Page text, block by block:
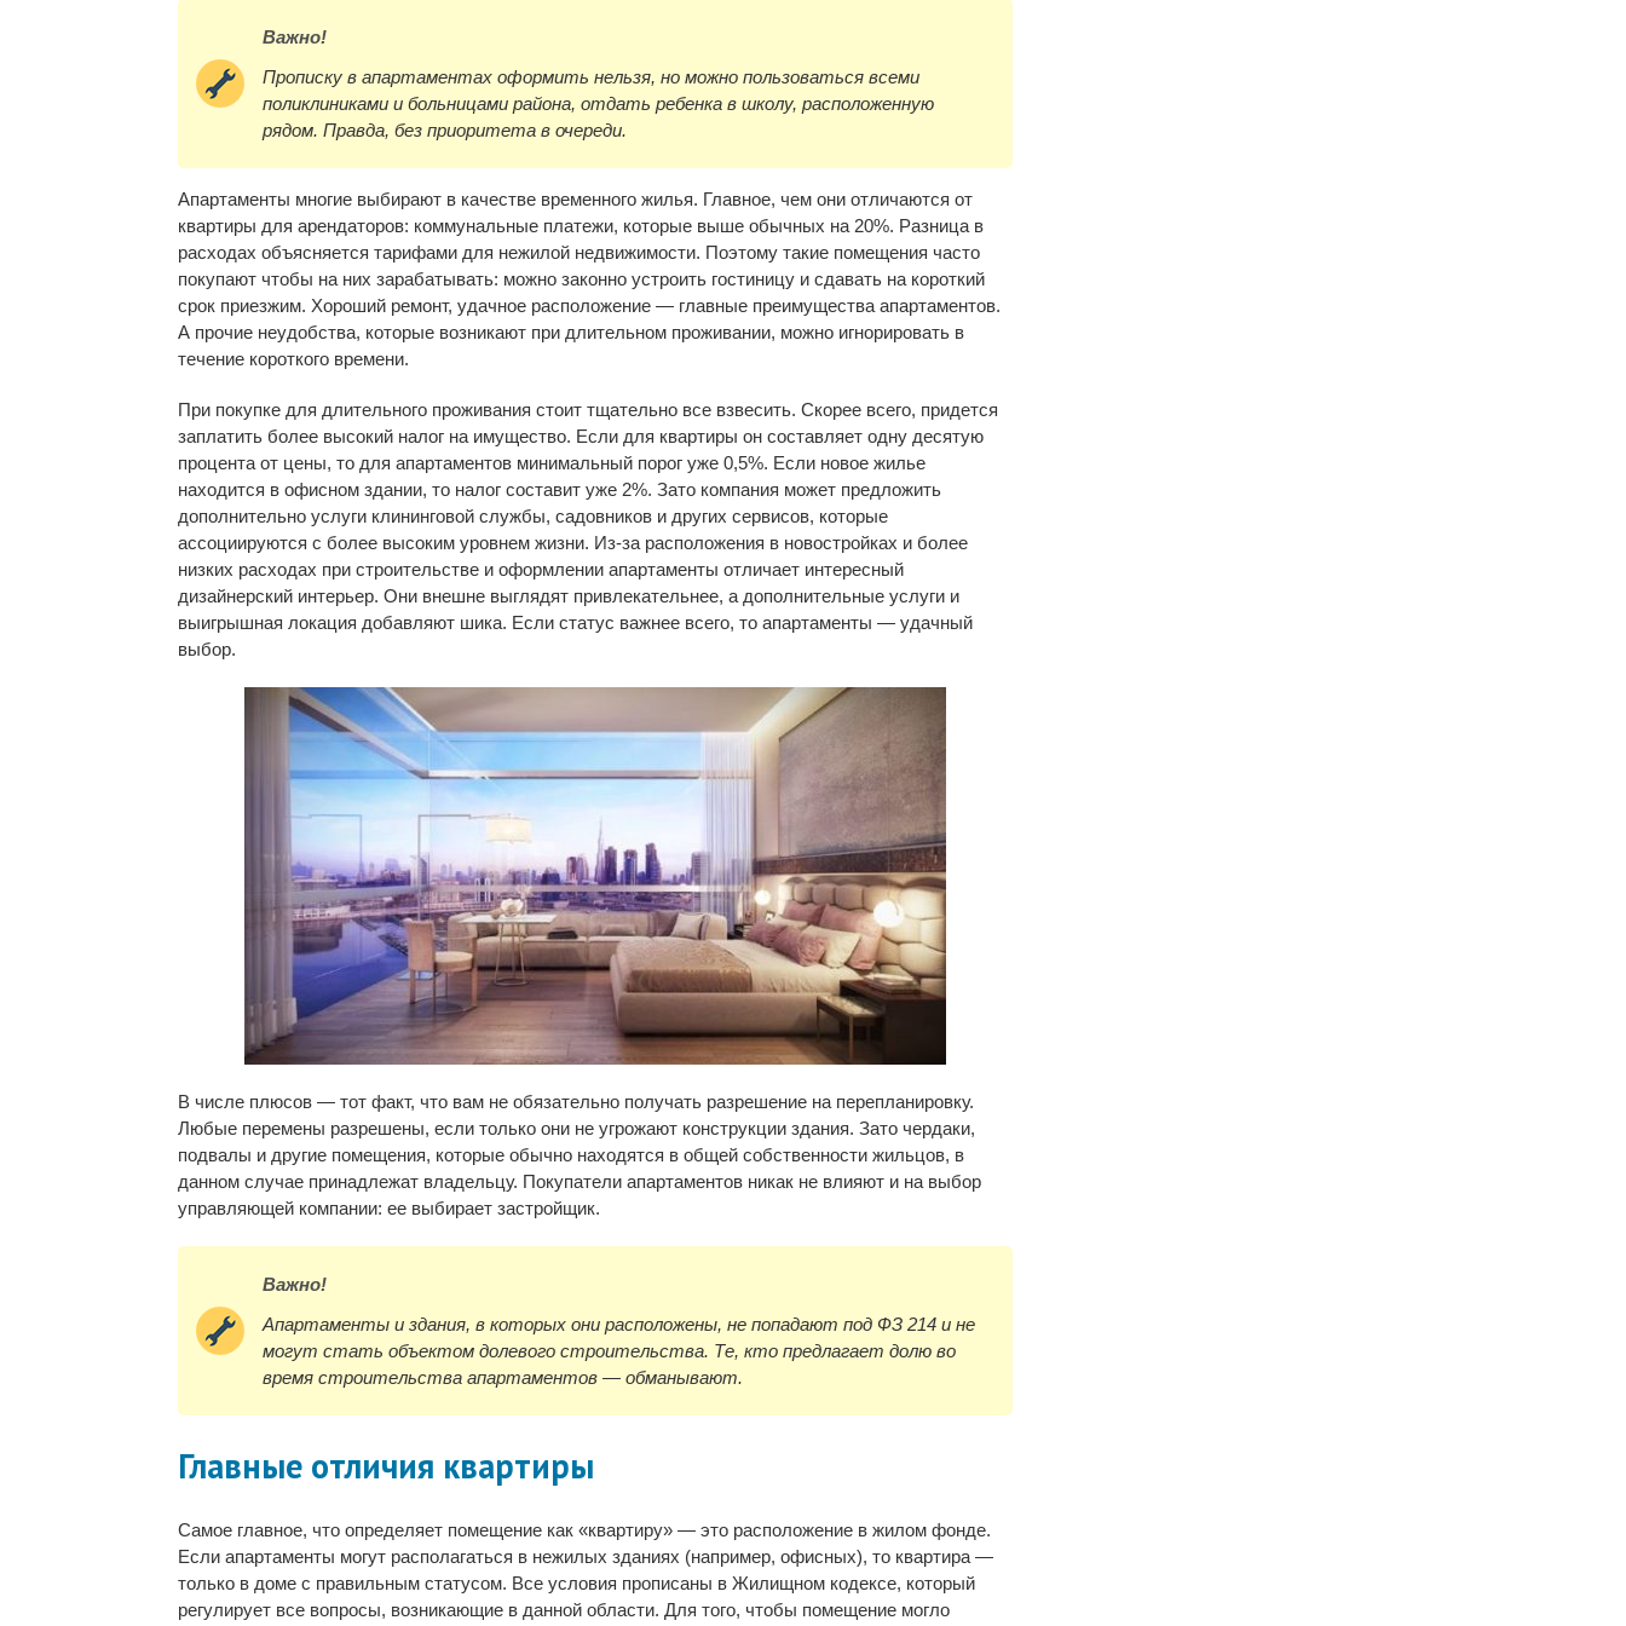
Важно!
Прописку в апартаментах оформить нельзя, но можно пользоваться всеми
поликлиниками и больницами района, отдать ребенка в школу, расположенную
рядом. Правда, без приоритета в очереди.
Апартаменты многие выбирают в качестве временного жилья. Главное, чем они отличаются от
квартиры для арендаторов: коммунальные платежи, которые выше обычных на 20%. Разница в
расходах объясняется тарифами для нежилой недвижимости. Поэтому такие помещения часто
покупают чтобы на них зарабатывать: можно законно устроить гостиницу и сдавать на короткий
срок приезжим. Хороший ремонт, удачное расположение — главные преимущества апартаментов.
А прочие неудобства, которые возникают при длительном проживании, можно игнорировать в
течение короткого времени.
При покупке для длительного проживания стоит тщательно все взвесить. Скорее всего, придется
заплатить более высокий налог на имущество. Если для квартиры он составляет одну десятую
процента от цены, то для апартаментов минимальный порог уже 0,5%. Если новое жилье
находится в офисном здании, то налог составит уже 2%. Зато компания может предложить
дополнительно услуги клининговой службы, садовников и других сервисов, которые
ассоциируются с более высоким уровнем жизни. Из-за расположения в новостройках и более
низких расходах при строительстве и оформлении апартаменты отличает интересный
дизайнерский интерьер. Они внешне выглядят привлекательнее, а дополнительные услуги и
выигрышная локация добавляют шика. Если статус важнее всего, то апартаменты — удачный
выбор.
В числе плюсов — тот факт, что вам не обязательно получать разрешение на перепланировку.
Любые перемены разрешены, если только они не угрожают конструкции здания. Зато чердаки,
подвалы и другие помещения, которые обычно находятся в общей собственности жильцов, в
данном случае принадлежат владельцу. Покупатели апартаментов никак не влияют и на выбор
управляющей компании: ее выбирает застройщик.
Важно!
Апартаменты и здания, в которых они расположены, не попадают под ФЗ 214 и не
могут стать объектом долевого строительства. Те, кто предлагает долю во
время строительства апартаментов — обманывают.
Главные отличия квартиры
Самое главное, что определяет помещение как «квартиру» — это расположение в жилом фонде.
Если апартаменты могут располагаться в нежилых зданиях (например, офисных), то квартира —
только в доме с правильным статусом. Все условия прописаны в Жилищном кодексе, который
регулирует все вопросы, возникающие в данной области. Для того, чтобы помещение могло